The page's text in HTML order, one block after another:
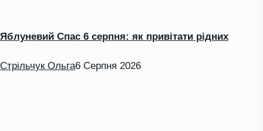
Яблуневий Спас 6 серпня: як привітати рідних
Стрільчук Ольга6 Серпня 2026